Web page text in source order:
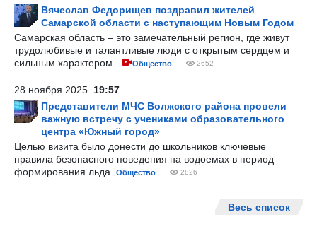
Вячеслав Федорищев поздравил жителей
Самарской области с наступающим Новым Годом
Самарская область – это замечательный регион, где живут
трудолюбивые и талантливые люди с открытым сердцем и
сильным характером.
Общество 2652
28 ноября 2025 19:57
Представители МЧС Волжского района провели
важную встречу с учениками образовательного
центра «Южный город»
Целью визита было донести до школьников ключевые
правила безопасного поведения на водоемах в период
формирования льда.
Общество 2826
Весь список